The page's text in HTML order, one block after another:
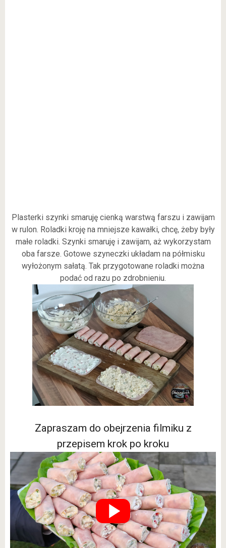
Plasterki szynki smaruję cienką warstwą farszu i zawijam
w rulon. Roladki kroję na mniejsze kawałki, chcę, żeby były
małe roladki. Szynki smaruję i zawijam, aż wykorzystam
oba farsze. Gotowe szyneczki układam na półmisku
wyłożonym sałatą. Tak przygotowane roladki można
podać od razu po zdrobnieniu.
Zapraszam do obejrzenia filmiku z
przepisem krok po kroku